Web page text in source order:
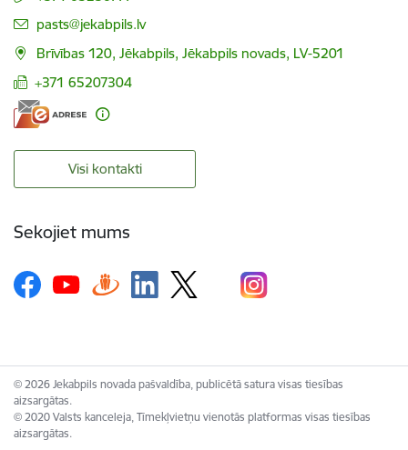
E-pasts:
pasts@jekabpils.lv
Brīvības 120, Jēkabpils, Jēkabpils novads, LV-5201
+371 65207304
Visi kontakti
Sekojiet mums
© 2026 Jekabpils novada pašvaldība, publicētā satura visas tiesības
aizsargātas.
© 2020 Valsts kanceleja, Tīmekļvietņu vienotās platformas visas tiesības
aizsargātas.